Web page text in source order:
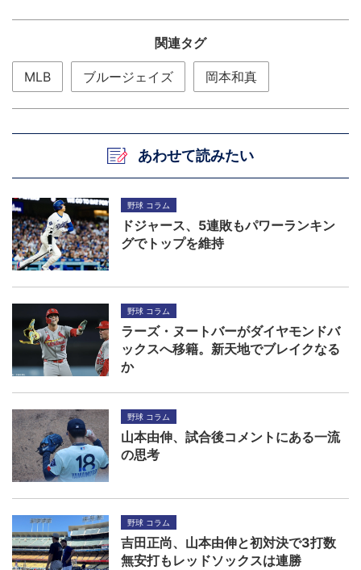
関連タグ
MLB ブルージェイズ 岡本和真
あわせて読みたい
野球 コラム
ドジャース、5連敗もパワーランキン
グでトップを維持
野球 コラム
ラーズ・ヌートバーがダイヤモンドバ
ックスへ移籍。新天地でブレイクなる
か
野球 コラム
山本由伸、試合後コメントにある一流
の思考
野球 コラム
吉田正尚、山本由伸と初対決で3打数
無安打もレッドソックスは連勝